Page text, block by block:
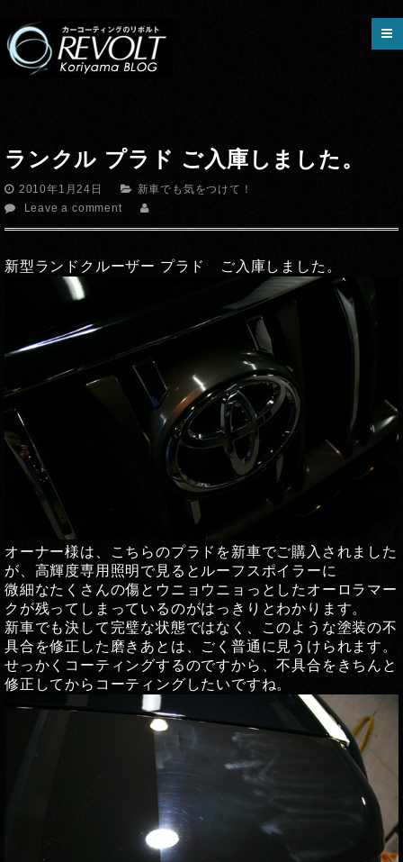
ランクル プラド ご入庫しました。
2010年1月24日
新車でも気をつけて！
Leave a comment
新型ランドクルーザー プラド ご入庫しました。
オーナー様は、こちらのプラドを新車でご購入されました
が、高輝度専用照明で見るとルーフスポイラーに
微細なたくさんの傷とウニョウニョっとしたオーロラマー
クが残ってしまっているのがはっきりとわかります。
新車でも決して完璧な状態ではなく、このような塗装の不
具合を修正した磨きあとは、ごく普通に見うけられます。
せっかくコーティングするのですから、不具合をきちんと
修正してからコーティングしたいですね。